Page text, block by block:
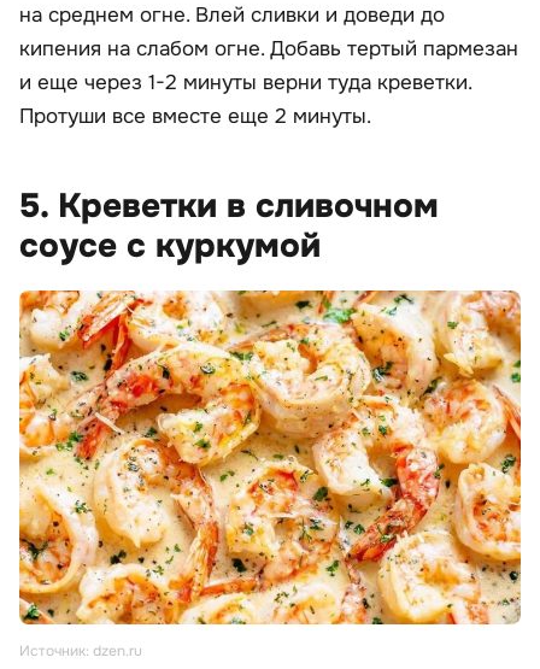
на среднем огне. Влей сливки и доведи до
кипения на слабом огне. Добавь тертый пармезан
и еще через 1-2 минуты верни туда креветки.
Протуши все вместе еще 2 минуты.
5. Креветки в сливочном
соусе с куркумой
Источник: dzen.ru